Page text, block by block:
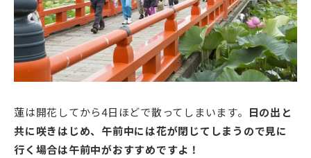
蓮は開花してから4日ほどで散ってしまいます。 日の出と
共に咲きはじめ、午前中には花が閉じてしまうので見に
行く場合は午前中がおすすめですよ！